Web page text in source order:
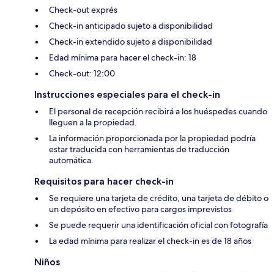
Check-out exprés
Check-in anticipado sujeto a disponibilidad
Check-in extendido sujeto a disponibilidad
Edad mínima para hacer el check-in: 18
Check-out: 12:00
Instrucciones especiales para el check-in
El personal de recepción recibirá a los huéspedes cuando
lleguen a la propiedad.
La información proporcionada por la propiedad podría
estar traducida con herramientas de traducción
automática.
Requisitos para hacer check-in
Se requiere una tarjeta de crédito, una tarjeta de débito o
un depósito en efectivo para cargos imprevistos
Se puede requerir una identificación oficial con fotografía
La edad mínima para realizar el check-in es de 18 años
Niños